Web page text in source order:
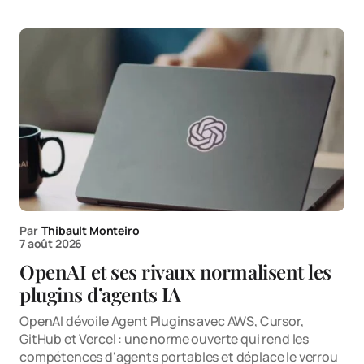
Par Thibault Monteiro
7 août 2026
OpenAI et ses rivaux normalisent les
plugins d’agents IA
OpenAI dévoile Agent Plugins avec AWS, Cursor,
GitHub et Vercel : une norme ouverte qui rend les
compétences d'agents portables et déplace le verrou